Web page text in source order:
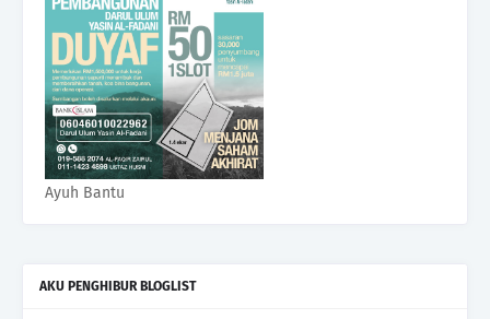
Ayuh Bantu
AKU PENGHIBUR BLOGLIST